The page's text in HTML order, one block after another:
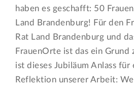
haben es geschafft: 50
Land Brandenburg! Für den
Rat Land Brandenburg und
FrauenOrte ist das ein Grund
ist dieses Jubiläum Anlass für
Reflektion unserer Arbeit: